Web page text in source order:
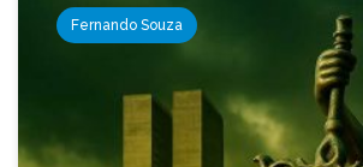
Fernando Souza